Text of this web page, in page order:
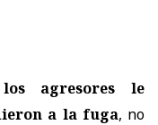
los agresores le
a la fuga, no